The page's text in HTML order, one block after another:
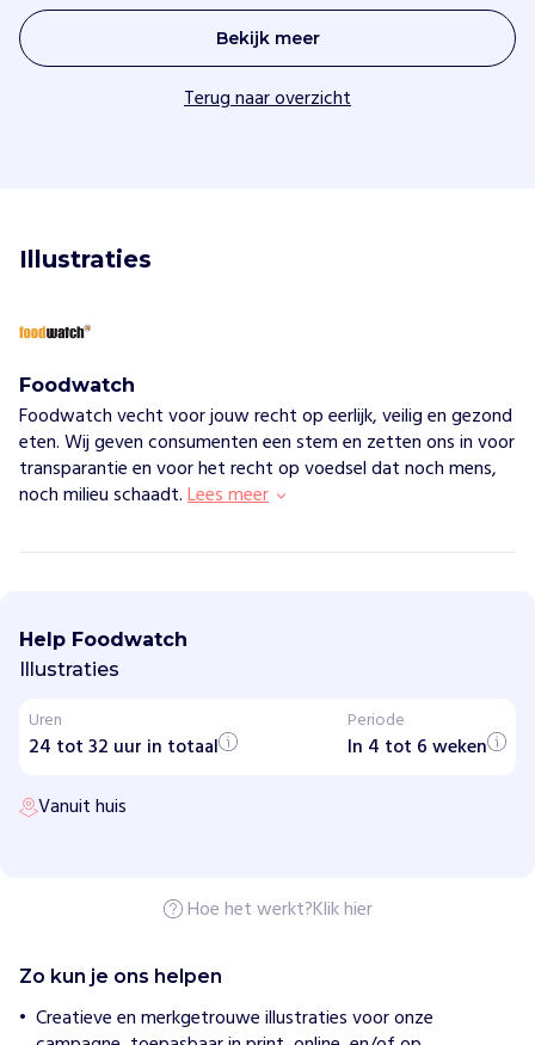
Bekijk meer
Terug naar overzicht
Illustraties
Foodwatch
Foodwatch vecht voor jouw recht op eerlijk, veilig en gezond
eten. Wij geven consumenten een stem en zetten ons in voor
transparantie en voor het recht op voedsel dat noch mens,
noch milieu schaadt.Lees meer
d
w
a
c
h
H
p
n
Help Foodwatch
Illustraties
Uren
24 tot 32 uur in totaal
Periode
In 4 tot 6 weken
Vanuit huis
Hoe het werkt?Klik hier
Zo kun je ons helpen
Creatieve en merkgetrouwe illustraties voor onze